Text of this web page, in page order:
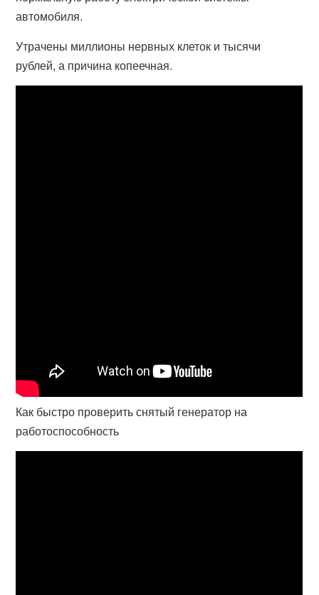
автомобиля.
Утрачены миллионы нервных клеток и тысячи
рублей, а причина копеечная.
Как быстро проверить снятый генератор на
работоспособность